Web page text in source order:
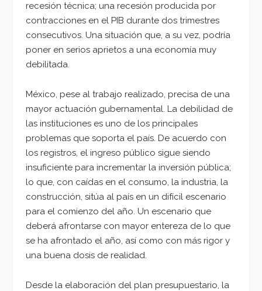
recesión técnica; una recesión producida por
contracciones en el PIB durante dos trimestres
consecutivos. Una situación que, a su vez, podría
poner en serios aprietos a una economía muy
debilitada.
México, pese al trabajo realizado, precisa de una
mayor actuación gubernamental. La debilidad de
las instituciones es uno de los principales
problemas que soporta el país. De acuerdo con
los registros, el ingreso público sigue siendo
insuficiente para incrementar la inversión pública;
lo que, con caídas en el consumo, la industria, la
construcción, sitúa al país en un difícil escenario
para el comienzo del año. Un escenario que
deberá afrontarse con mayor entereza de lo que
se ha afrontado el año, así como con más rigor y
una buena dosis de realidad.
Desde la elaboración del plan presupuestario, la